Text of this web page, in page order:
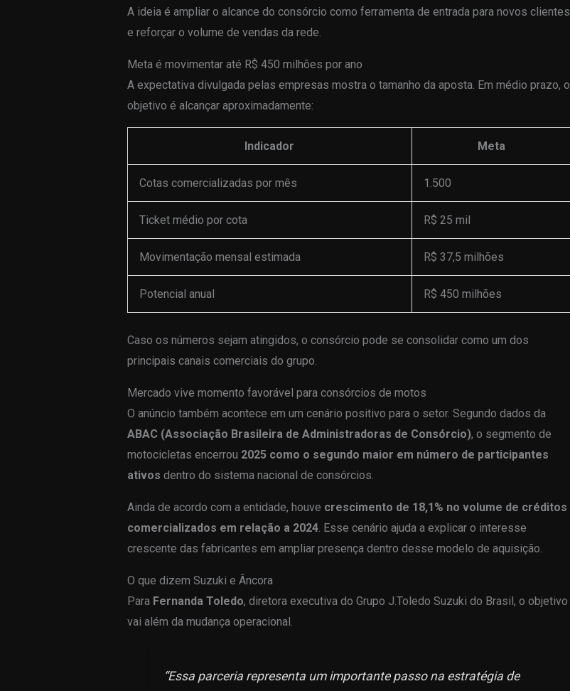
A ideia é ampliar o alcance do consórcio como ferramenta de entrada para novos clientes
e reforçar o volume de vendas da rede.
Meta é movimentar até R$ 450 milhões por ano
A expectativa divulgada pelas empresas mostra o tamanho da aposta. Em médio prazo, o
objetivo é alcançar aproximadamente:
Indicador Meta
Cotas comercializadas por mês 1.500
Ticket médio por cota R$ 25 mil
Movimentação mensal estimada R$ 37,5 milhões
Potencial anual R$ 450 milhões
Caso os números sejam atingidos, o consórcio pode se consolidar como um dos
principais canais comerciais do grupo.
Mercado vive momento favorável para consórcios de motos
O anúncio também acontece em um cenário positivo para o setor. Segundo dados da
ABAC (Associação Brasileira de Administradoras de Consórcio), o segmento de
motocicletas encerrou 2025 como o segundo maior em número de participantes
ativos dentro do sistema nacional de consórcios.
Ainda de acordo com a entidade, houve crescimento de 18,1% no volume de créditos
comercializados em relação a 2024. Esse cenário ajuda a explicar o interesse
crescente das fabricantes em ampliar presença dentro desse modelo de aquisição.
O que dizem Suzuki e Âncora
Para Fernanda Toledo, diretora executiva do Grupo J.Toledo Suzuki do Brasil, o objetivo
vai além da mudança operacional.
“Essa parceria representa um importante passo na estratégia de